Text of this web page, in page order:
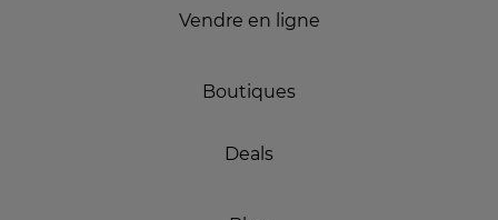
Vendre en ligne
Boutiques
Deals